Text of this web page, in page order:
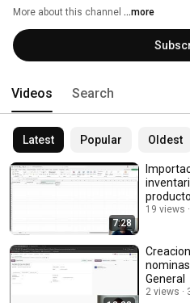
More about this channel ...more
Videos Search
Latest Popular Oldest
7:28
19 views
nominas
General
2 views